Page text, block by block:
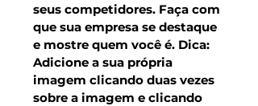
seus competidores. Faça com
que sua empresa se destaque
e mostre quem você é. Dica:
Adicione a sua própria
imagem clicando duas vezes
sobre a imagem e clicando